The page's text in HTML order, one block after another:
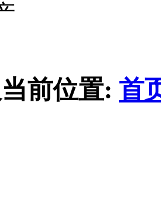
当前位置: 首